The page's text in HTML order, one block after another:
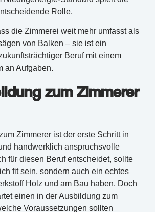
Rolle.
die Zimmerei weit mehr umfasst als
von Balken – sie ist ein
Beruf mit einem
an Aufgaben.
zum Zimmerer
Zimmerer ist der erste Schritt in
handwerklich anspruchsvolle
für diesen Beruf entscheidet, sollte
fit sein, sondern auch ein echtes
Holz und am Bau haben. Doch
einen in der Ausbildung zum
Voraussetzungen sollten